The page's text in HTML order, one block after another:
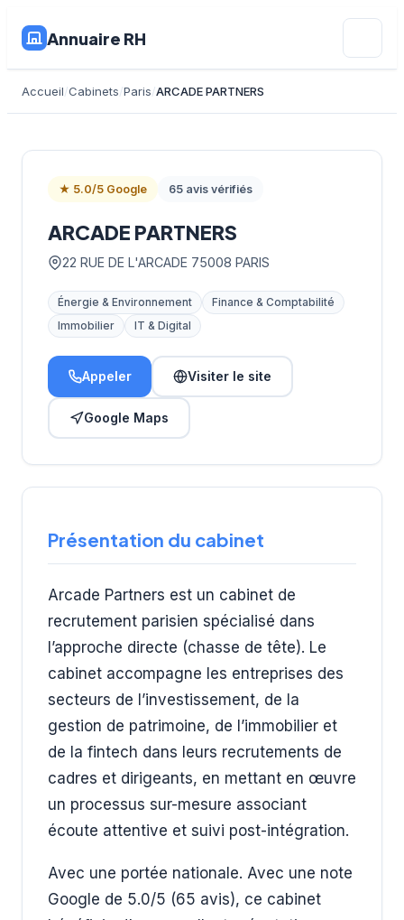
Annuaire RH
Accueil Cabinets Paris ARCADE PARTNERS
★ 5.0/5 Google 65 avis vérifiés
ARCADE PARTNERS
22 RUE DE L'ARCADE 75008 PARIS
Énergie & Environnement
Finance & Comptabilité
Immobilier
IT & Digital
Appeler Visiter le site
Google Maps
Présentation du cabinet
Arcade Partners est un cabinet de
recrutement parisien spécialisé dans
l’approche directe (chasse de tête). Le
cabinet accompagne les entreprises des
secteurs de l’investissement, de la
gestion de patrimoine, de l’immobilier et
de la fintech dans leurs recrutements de
cadres et dirigeants, en mettant en œuvre
un processus sur-mesure associant
écoute attentive et suivi post-intégration.
Avec une portée nationale. Avec une note
Google de 5.0/5 (65 avis), ce cabinet